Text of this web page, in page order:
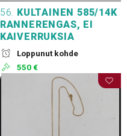
56. KULTAINEN 585/14K
RANNERENGAS, EI
KAIVERRUKSIA
Loppunut kohde
550 €